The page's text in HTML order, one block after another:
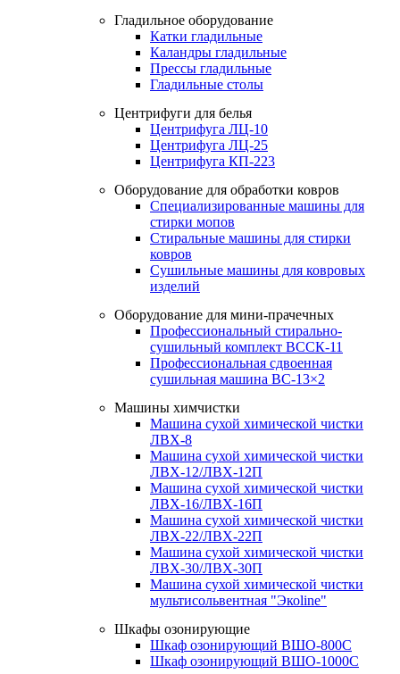
Гладильное оборудование
Катки гладильные
Каландры гладильные
Прессы гладильные
Гладильные столы
Центрифуги для белья
Центрифуга ЛЦ-10
Центрифуга ЛЦ-25
Центрифуга КП-223
Оборудование для обработки ковров
Специализированные машины для
стирки мопов
Стиральные машины для стирки
ковров
Сушильные машины для ковровых
изделий
Оборудование для мини-прачечных
Профессиональный стирально-
сушильный комплект ВССК-11
Профессиональная сдвоенная
сушильная машина ВС-13×2
Машины химчистки
Машина сухой химической чистки
ЛВХ-8
Машина сухой химической чистки
ЛВХ-12/ЛВХ-12П
Машина сухой химической чистки
ЛВХ-16/ЛВХ-16П
Машина сухой химической чистки
ЛВХ-22/ЛВХ-22П
Машина сухой химической чистки
ЛВХ-30/ЛВХ-30П
Машина сухой химической чистки
мультисольвентная "Экоline"
Шкафы озонирующие
Шкаф озонирующий ВШО-800С
Шкаф озонирующий ВШО-1000С